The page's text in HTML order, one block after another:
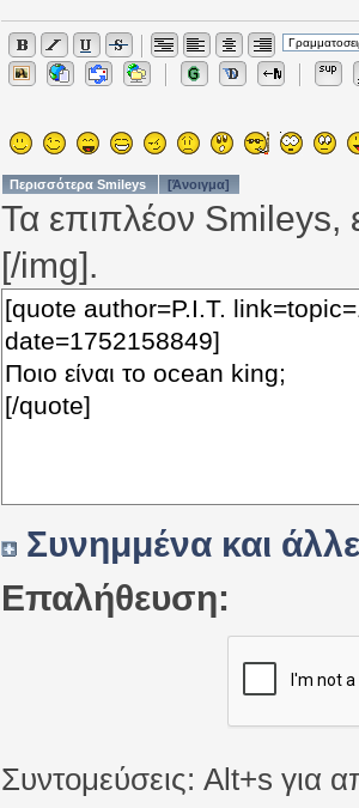
Περισσότερα Smileys [Άνοιγμα]
Τα επιπλέον Smileys,
[/img].
Συνημμένα και
Επαλήθευση:
Συντομεύσεις: Alt+s για